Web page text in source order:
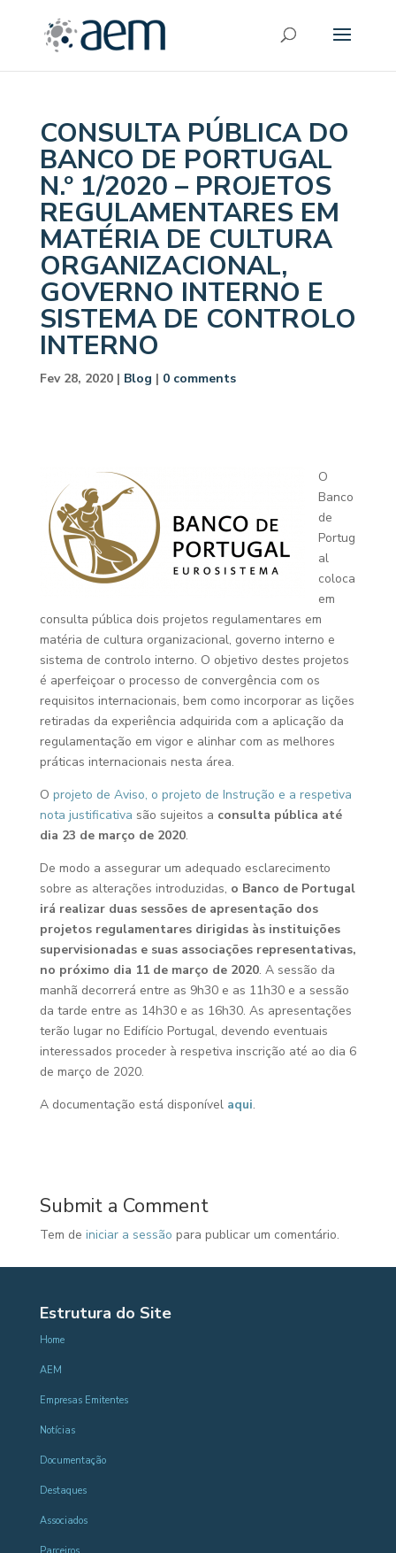
CONSULTA PÚBLICA DO
BANCO DE PORTUGAL
N.º 1/2020 – PROJETOS
REGULAMENTARES EM
MATÉRIA DE CULTURA
ORGANIZACIONAL,
GOVERNO INTERNO E
SISTEMA DE CONTROLO
INTERNO
Fev 28, 2020| Blog | 0 comments
O
Banco
de
Portug
al
coloca
em
consulta pública dois projetos regulamentares em
matéria de cultura organizacional, governo interno e
sistema de controlo interno. O objetivo destes projetos
é aperfeiçoar o processo de convergência com os
requisitos internacionais, bem como incorporar as lições
retiradas da experiência adquirida com a aplicação da
regulamentação em vigor e alinhar com as melhores
práticas internacionais nesta área.
O projeto de Aviso, o projeto de Instrução e a respetiva
nota justificativa são sujeitos a consulta pública até
dia 23 de março de 2020.
De modo a assegurar um adequado esclarecimento
sobre as alterações introduzidas, o Banco de Portugal
irá realizar duas sessões de apresentação dos
projetos regulamentares dirigidas às instituições
supervisionadas e suas associações representativas,
no próximo dia 11 de março de 2020. A sessão da
manhã decorrerá entre as 9h30 e as 11h30 e a sessão
da tarde entre as 14h30 e as 16h30. As apresentações
terão lugar no Edifício Portugal, devendo eventuais
interessados proceder à respetiva inscrição até ao dia 6
de março de 2020.
A documentação está disponível aqui.
Submit a Comment
Tem de iniciar a sessão para publicar um comentário.
Estrutura do Site
Home
AEM
Empresas Emitentes
Notícias
Documentação
Destaques
Associados